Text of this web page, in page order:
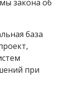
закона об
база
при